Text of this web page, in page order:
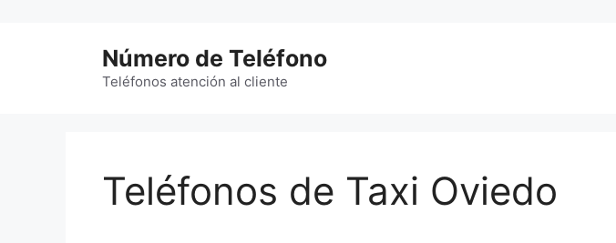
Número de Teléfono
Teléfonos atención al cliente
Teléfonos de Taxi Oviedo